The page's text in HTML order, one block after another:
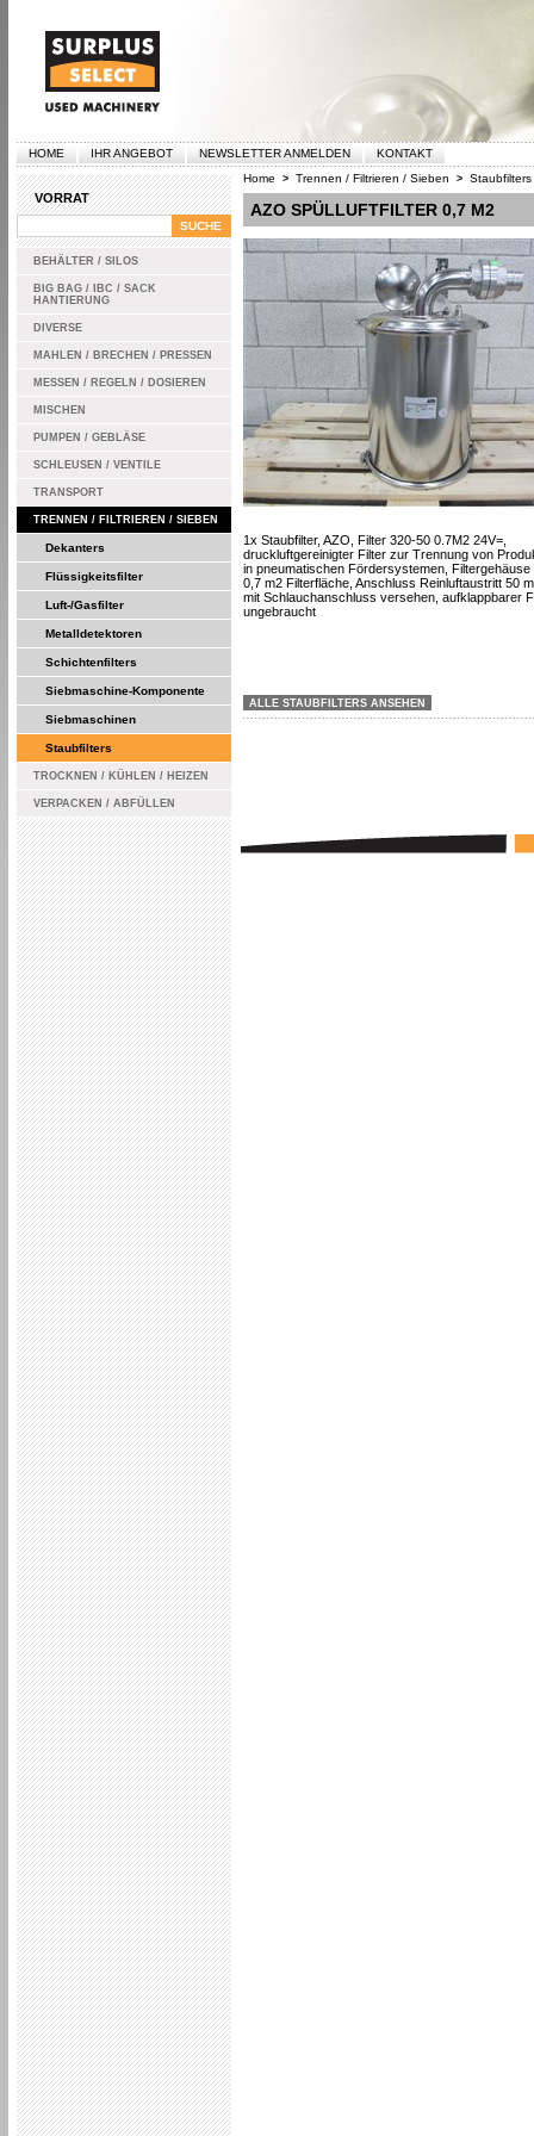
HOME IHR ANGEBOT NEWSLETTER ANMELDEN KONTAKT
VORRAT
BEHÄLTER / SILOS
BIG BAG / IBC / SACK
HANTIERUNG
DIVERSE
MAHLEN / BRECHEN / PRESSEN
MESSEN / REGELN / DOSIEREN
MISCHEN
PUMPEN / GEBLÄSE
SCHLEUSEN / VENTILE
TRANSPORT
TRENNEN / FILTRIEREN / SIEBEN
Dekanters
Flüssigkeitsfilter
Luft-/Gasfilter
Metalldetektoren
Schichtenfilters
Siebmaschine-Komponente
Siebmaschinen
Staubfilters
TROCKNEN / KÜHLEN / HEIZEN
VERPACKEN / ABFÜLLEN
Home > Trennen / Filtrieren / Sieben > Staubfilters
AZO SPÜLLUFTFILTER 0,7 M2
1x Staubfilter, AZO, Filter 320-50 0.7M2 24V=,
druckluftgereinigter Filter zur Trennung von
in pneumatischen Fördersystemen,
0,7 m2 Filterfläche, Anschluss Reinluftaustritt 50
mit Schlauchanschluss versehen, aufklappbarer
ungebraucht
ALLE STAUBFILTERS ANSEHEN